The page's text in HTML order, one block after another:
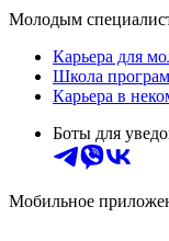
Молодым
Карьера для
Школа
Карьера в
Боты для
Мобильное